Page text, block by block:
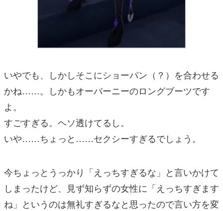
いやでも、しかしそこにショーパン（？）を合わせる
かね……。しかもオーバーニーのロングブーツです
よ。
すごすぎる。ヘソ透けてるし。
いや……ちょっと……セクシーすぎるでしょう。
今ちょっとうっかり「えっちすぎるな」と言いかけて
しまったけど、見ず知らずの女性に「えっちすぎます
ね」というのは無礼すぎるなと思ったので言い方を変